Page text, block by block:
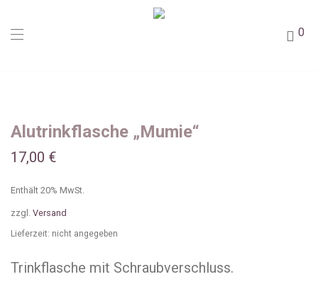
0
Alutrinkflasche „Mumie“
17,00 €
Enthält 20% MwSt.
zzgl. Versand
Lieferzeit: nicht angegeben
Trinkflasche mit Schraubverschluss.